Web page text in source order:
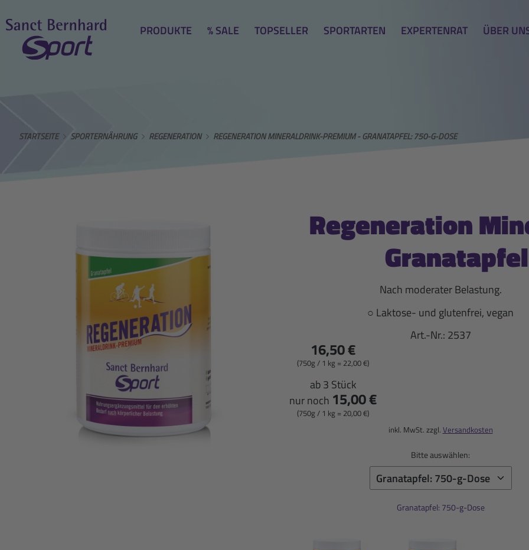
PRODUKTE % SALE TOPSELLER SPORTARTEN EXPERTENRAT ÜBER
STARTSEITE SPORTERNÄHRUNG REGENERATION REGENERATION MINERALDRINK-PREMIUM - GRANATAPFEL: 750-G-DOSE
Regeneration
Nach moderater Belastung.
○ Laktose- und glutenfrei, vegan
Art.-Nr.: 2537
16,50 €
(750g / 1 kg = 22,00 €)
ab 3 Stück
nur noch 15,00 €
(750g / 1 kg = 20,00 €)
inkl. MwSt. zzgl. Versandkosten
Bitte auswählen:
Granatapfel: 750-g-Dose